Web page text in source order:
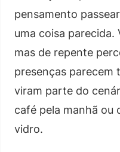
pensamento
uma coisa parecida.
mas de repente
presenças parecem
viram parte do
café pela manhã ou
vidro.